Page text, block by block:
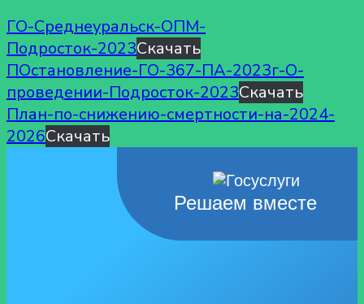
ГО-Среднеуральск-ОПМ-
Подросток-2023Скачать
ПОстановление-ГО-367-ПА-2023г-О-
проведении-Подросток-2023Скачать
План-по-снижению-смертности-на-2024-
2026Скачать
Решаем вместе